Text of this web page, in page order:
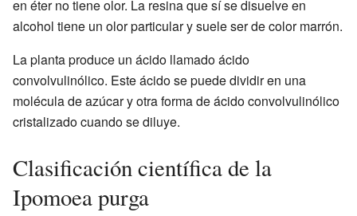
en éter no tiene olor. La resina que sí se disuelve en
alcohol tiene un olor particular y suele ser de color marrón.
La planta produce un ácido llamado ácido
convolvulinólico. Este ácido se puede dividir en una
molécula de azúcar y otra forma de ácido convolvulinólico
cristalizado cuando se diluye.
Clasificación científica de la
Ipomoea purga